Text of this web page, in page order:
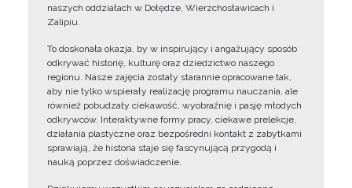
naszych oddziałach w Dołędze, Wierzchosławicach i
Zalipiu.
To doskonała okazja, by w inspirujący i angażujący sposób
odkrywać historię, kulturę oraz dziedzictwo naszego
regionu. Nasze zajęcia zostały starannie opracowane tak,
aby nie tylko wspierały realizację programu nauczania, ale
również pobudzały ciekawość, wyobraźnię i pasję młodych
odkrywców. Interaktywne formy pracy, ciekawe prelekcje,
działania plastyczne oraz bezpośredni kontakt z zabytkami
sprawiają, że historia staje się fascynującą przygodą i
nauką poprzez doświadczenie.